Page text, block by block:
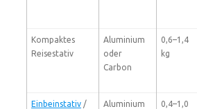
Kompaktes
Reisestativ
Aluminium
oder
Carbon
0,6–1,4
kg
Einbeinstativ /
Aluminium
0,4–1,0